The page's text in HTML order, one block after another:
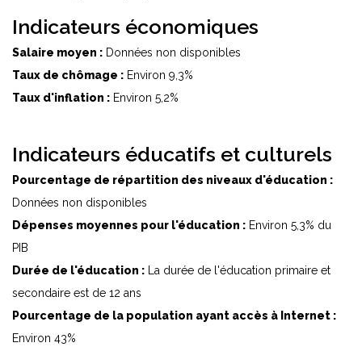
Indicateurs économiques
Salaire moyen : Données non disponibles
Taux de chômage : Environ 9,3%
Taux d'inflation : Environ 5,2%
Indicateurs éducatifs et culturels
Pourcentage de répartition des niveaux d'éducation :
Données non disponibles
Dépenses moyennes pour l'éducation : Environ 5,3% du
PIB
Durée de l'éducation : La durée de l'éducation primaire et
secondaire est de 12 ans
Pourcentage de la population ayant accès à Internet :
Environ 43%